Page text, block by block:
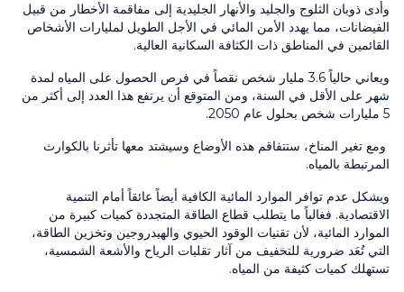
وأدى ذوبان الثلوج والجليد والأنهار الجليدية إلى مفاقمة الأخطار من قبيل
الفيضانات، مما يهدد الأمن المائي في الأجل الطويل لمليارات الأشخاص
القائمين في المناطق ذات الكثافة السكانية العالية.
ويعاني حالياً 3.6 مليار شخص نقصاً في فرص الحصول على المياه لمدة
شهر على الأقل في السنة، ومن المتوقع أن يرتفع هذا العدد إلى أكثر من
5 مليارات شخص بحلول عام 2050.
ومع تغير المناخ، ستتفاقم هذه الأوضاع وسيشتد معها تأثرنا بالكوارث
المرتبطة بالمياه.
ويشكل عدم توافر الموارد المائية الكافية أيضاً عائقاً أمام التنمية
الاقتصادية. فغالباً ما يتطلب قطاع الطاقة المتجددة كميات كبيرة من
الموارد المائية، لأن تقنيات الوقود الحيوي والهيدروجين وتخزين الطاقة،
التي تُعَد ضرورية للتخفيف من آثار تقلبات الرياح والأشعة الشمسية،
تستهلك كميات كثيفة من المياه.